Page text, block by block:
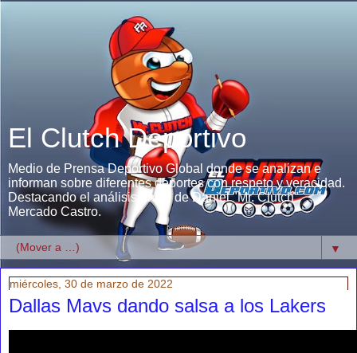
El Clutch Deportivo
Medio de Prensa Deportivo Global donde se analizan e
informan sobre diferentes deportes con respeto y veracidad.
Destacando el análisis único de Daniel "Mr. Clutch"
Mercado Castro.
▼
miércoles, 30 de marzo de 2022
Dallas Mavs dando salsa a los Lakers